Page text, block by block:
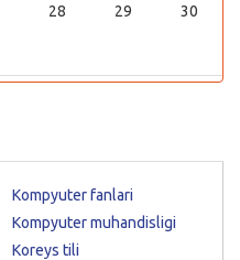
28 29 30
Kompyuter fanlari
Kompyuter muhandisligi
Koreys tili